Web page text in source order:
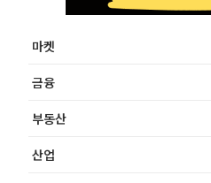
마켓
금융
부동산
산업